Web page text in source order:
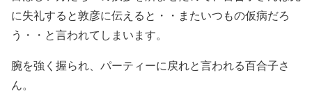
に失礼すると敦彦に伝えると・・またいつもの仮病だろ
う・・と言われてしまいます。
腕を強く握られ、パーティーに戻れと言われる百合子さ
ん。